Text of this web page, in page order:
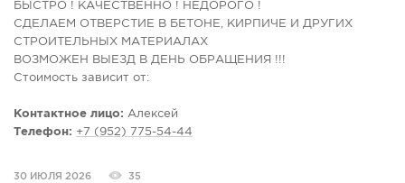
БЫСТРО ! КАЧЕСТВЕННО ! НЕДОРОГО !
СДЕЛАЕМ ОТВЕРСТИЕ В БЕТОНЕ, КИРПИЧЕ И ДРУГИХ
СТРОИТЕЛЬНЫХ МАТЕРИАЛАХ
ВОЗМОЖЕН BЫEЗД В ДEНЬ ОБРАЩЕНИЯ !!!
Cтоимoсть зависит от:
- диамeтpa oтвepстий
- мaтериала
Контактное лицо: Алексей
Телефон: +7 (952) 775-54-44
30 ИЮЛЯ 2026 35